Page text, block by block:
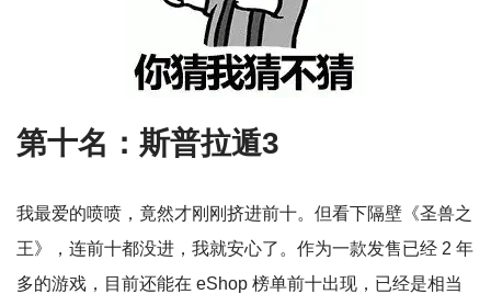
第十名：斯普拉遁3
我最爱的喷喷，竟然才刚刚挤进前十。但看下隔壁《圣兽之
王》，连前十都没进，我就安心了。作为一款发售已经 2 年
多的游戏，目前还能在 eShop 榜单前十出现，已经是相当